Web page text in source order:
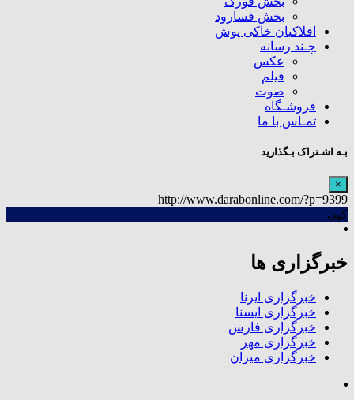
بخش فسارود
افلاکیان خاکی پوش
چـند رسانه
عکس
فیلم
صوت
فروشـگاه
تمـاس با ما
بـه اشـتراک بـگذارید
×
http://www.darabonline.com/?p=9399
کپی
خبرگزاری ها
خبرگزاری ایرنا
خبرگزاری ایسنا
خبرگزاری فارس
خبرگزاری مهر
خبرگزاری میزان